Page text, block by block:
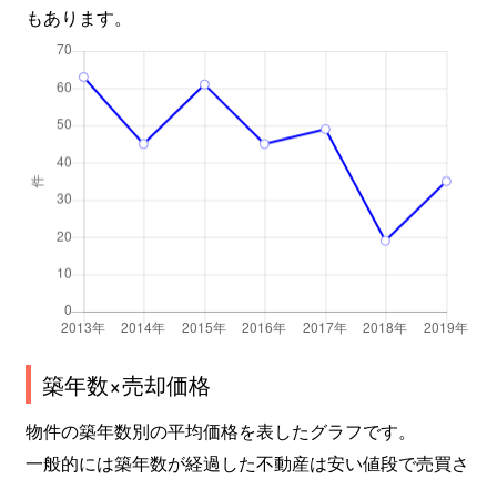
もあります。
築年数×売却価格
物件の築年数別の平均価格を表したグラフです。
一般的には築年数が経過した不動産は安い値段で売買さ